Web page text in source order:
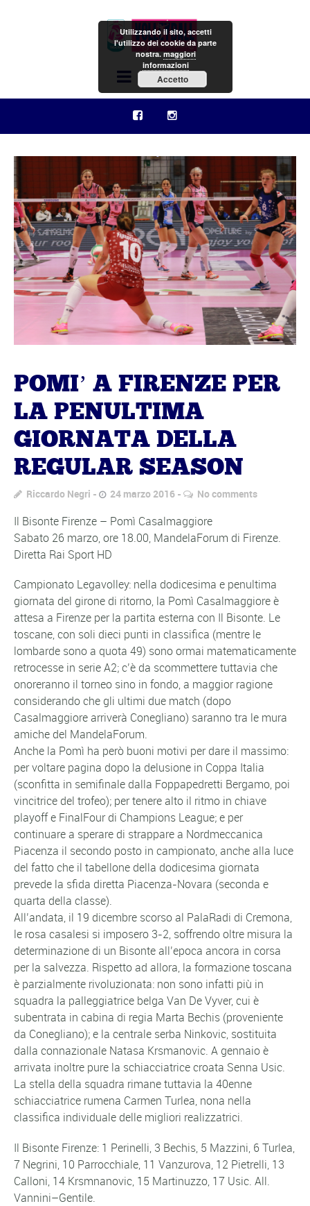
Menu
POMI’ A FIRENZE PER
LA PENULTIMA
GIORNATA DELLA
REGULAR SEASON
Riccardo Negri 24 marzo 2016 No comments
Il Bisonte Firenze – Pomì Casalmaggiore
Sabato 26 marzo, ore 18.00, MandelaForum di Firenze.
Diretta Rai Sport HD
Campionato Legavolley: nella dodicesima e penultima
giornata del girone di ritorno, la Pomì Casalmaggiore è
attesa a Firenze per la partita esterna con Il Bisonte. Le
toscane, con soli dieci punti in classifica (mentre le
lombarde sono a quota 49) sono ormai matematicamente
retrocesse in serie A2; c’è da scommettere tuttavia che
onoreranno il torneo sino in fondo, a maggior ragione
considerando che gli ultimi due match (dopo
Casalmaggiore arriverà Conegliano) saranno tra le mura
amiche del MandelaForum.
Anche la Pomì ha però buoni motivi per dare il massimo:
per voltare pagina dopo la delusione in Coppa Italia
(sconfitta in semifinale dalla Foppapedretti Bergamo, poi
vincitrice del trofeo); per tenere alto il ritmo in chiave
playoff e FinalFour di Champions League; e per
continuare a sperare di strappare a Nordmeccanica
Piacenza il secondo posto in campionato, anche alla luce
del fatto che il tabellone della dodicesima giornata
prevede la sfida diretta Piacenza-Novara (seconda e
quarta della classe).
All’andata, il 19 dicembre scorso al PalaRadi di Cremona,
le rosa casalesi si imposero 3-2, soffrendo oltre misura la
determinazione di un Bisonte all’epoca ancora in corsa
per la salvezza. Rispetto ad allora, la formazione toscana
è parzialmente rivoluzionata: non sono infatti più in
squadra la palleggiatrice belga Van De Vyver, cui è
subentrata in cabina di regia Marta Bechis (proveniente
da Conegliano); e la centrale serba Ninkovic, sostituita
dalla connazionale Natasa Krsmanovic. A gennaio è
arrivata inoltre pure la schiacciatrice croata Senna Usic.
La stella della squadra rimane tuttavia la 40enne
schiacciatrice rumena Carmen Turlea, nona nella
classifica individuale delle migliori realizzatrici.
Il Bisonte Firenze: 1 Perinelli, 3 Bechis, 5 Mazzini, 6 Turlea,
7 Negrini, 10 Parrocchiale, 11 Vanzurova, 12 Pietrelli, 13
Calloni, 14 Krsmnanovic, 15 Martinuzzo, 17 Usic. All.
Vannini–Gentile.
Utilizzando il sito, accetti
l'utilizzo dei cookie da parte
nostra.maggiori
informazioni
Accetto